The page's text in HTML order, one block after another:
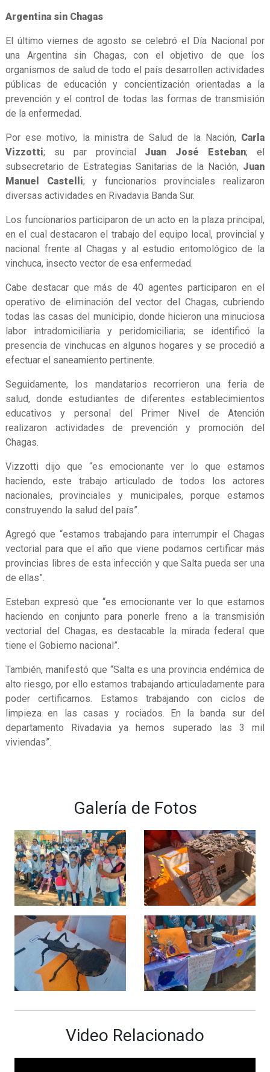
Argentina sin Chagas
El último viernes de agosto se celebró el Día Nacional por
una Argentina sin Chagas, con el objetivo de que los
organismos de salud de todo el país desarrollen actividades
públicas de educación y concientización orientadas a la
prevención y el control de todas las formas de transmisión
de la enfermedad.
Por ese motivo, la ministra de Salud de la Nación, Carla
Vizzotti; su par provincial Juan José Esteban; el
subsecretario de Estrategias Sanitarias de la Nación, Juan
Manuel Castelli; y funcionarios provinciales realizaron
diversas actividades en Rivadavia Banda Sur.
Los funcionarios participaron de un acto en la plaza principal,
en el cual destacaron el trabajo del equipo local, provincial y
nacional frente al Chagas y al estudio entomológico de la
vinchuca, insecto vector de esa enfermedad.
Cabe destacar que más de 40 agentes participaron en el
operativo de eliminación del vector del Chagas, cubriendo
todas las casas del municipio, donde hicieron una minuciosa
labor intradomiciliaria y peridomiciliaria; se identificó la
presencia de vinchucas en algunos hogares y se procedió a
efectuar el saneamiento pertinente.
Seguidamente, los mandatarios recorrieron una feria de
salud, donde estudiantes de diferentes establecimientos
educativos y personal del Primer Nivel de Atención
realizaron actividades de prevención y promoción del
Chagas.
Vizzotti dijo que “es emocionante ver lo que estamos
haciendo, este trabajo articulado de todos los actores
nacionales, provinciales y municipales, porque estamos
construyendo la salud del país”.
Agregó que “estamos trabajando para interrumpir el Chagas
vectorial para que el año que viene podamos certificar más
provincias libres de esta infección y que Salta pueda ser una
de ellas”.
Esteban expresó que “es emocionante ver lo que estamos
haciendo en conjunto para ponerle freno a la transmisión
vectorial del Chagas, es destacable la mirada federal que
tiene el Gobierno nacional”.
También, manifestó que “Salta es una provincia endémica de
alto riesgo, por ello estamos trabajando articuladamente para
poder certificarnos. Estamos trabajando con ciclos de
limpieza en las casas y rociados. En la banda sur del
departamento Rivadavia ya hemos superado las 3 mil
viviendas”.
Galería de Fotos
Video Relacionado